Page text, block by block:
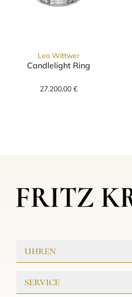
Leo Wittwer
Candlelight Ring
27.200,00 €
UHREN
SERVICE